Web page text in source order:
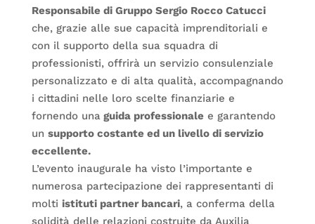
Responsabile di Gruppo Sergio Rocco Catucci
che, grazie alle sue capacità imprenditoriali e
con il supporto della sua squadra di
professionisti, offrirà un servizio consulenziale
personalizzato e di alta qualità, accompagnando
i cittadini nelle loro scelte finanziarie e
fornendo unaguida professionale e garantendo
un supporto costante ed un livello di servizio
eccellente.
L’evento inaugurale ha visto l’importante e
numerosa partecipazione dei rappresentanti di
molti istituti partner bancari, a conferma della
solidità delle relazioni costruite da Auxilia